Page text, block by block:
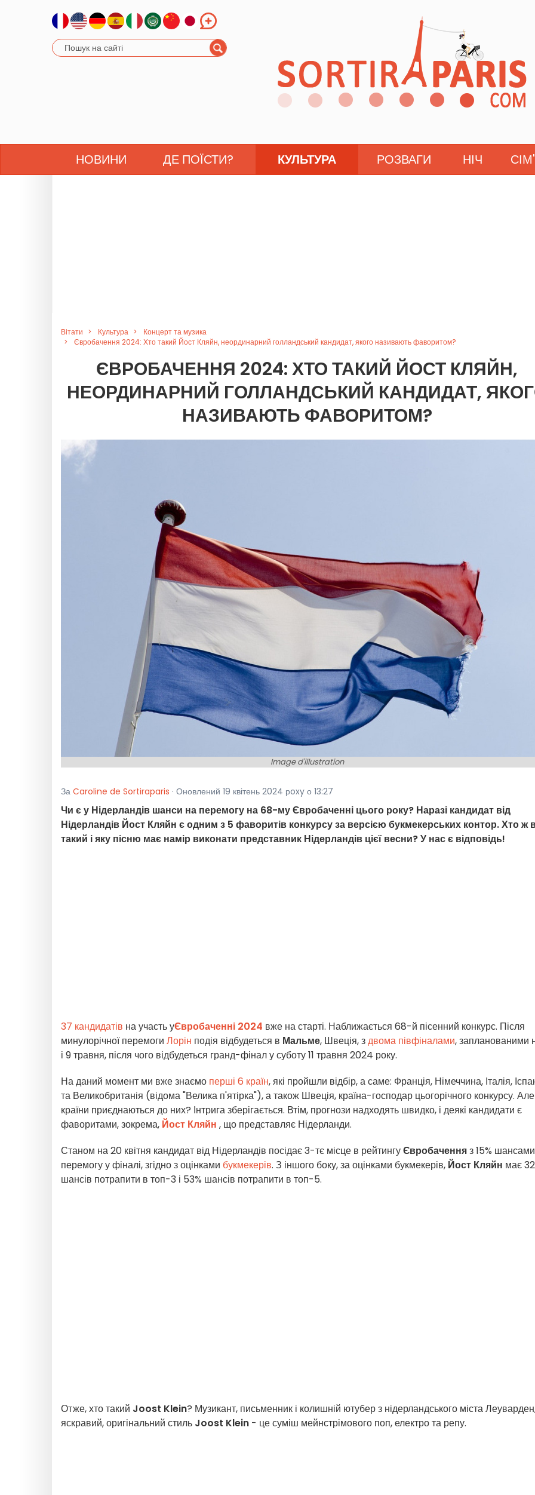
НОВИНИ ДЕ ПОЇСТИ? КУЛЬТУРА РОЗВАГИ НІЧ
Вітати Культура
Концерт та музика
Євробачення 2024: Хто такий Йост Кляйн, неординарний голландський кандидат, якого називають фаворитом?
ЄВРОБАЧЕННЯ 2024: ХТО ТАКИЙ ЙОСТ КЛЯЙН,
НЕОРДИНАРНИЙ ГОЛЛАНДСЬКИЙ КАНДИДАТ,
НАЗИВАЮТЬ ФАВОРИТОМ?
Image d'illustration
За Caroline de Sortiraparis · Оновлений 19 квітень 2024 рoxy о 13:27
Чи є у Нідерландів шанси на перемогу на 68-му Євробаченні цього року? Наразі кандидат від
Нідерландів Йост Кляйн є одним з 5 фаворитів конкурсу за версією букмекерських контор. Хто ж
такий і яку пісню має намір виконати представник Нідерландів цієї весни? У нас є відповідь!
37 кандидатів на участь уЄвробаченні 2024 вже на старті. Наближається 68-й пісенний конкурс. Після
минулорічної перемоги Лорін подія відбудеться в Мальме, Швеція, здвома півфіналами, запланованими
і 9 травня, після чого відбудеться гранд-фінал у суботу 11 травня 2024 року.
На даний момент ми вже знаємо перші 6 країн, які пройшли відбір, а саме: Франція, Німеччина, Італія,
та Великобританія (відома "Велика п'ятірка"), а також Швеція, країна-господар цьогорічного конкурсу. Але
країни приєднаються до них? Інтрига зберігається. Втім, прогнози надходять швидко, і деякі кандидати є
фаворитами, зокрема, Йост Кляйн , що представляє Нідерланди.
Станом на 20 квітня кандидат від Нідерландів посідає 3-тє місце в рейтингуЄвробаченняз 15%
перемогу у фіналі, згідно з оцінками букмекерів. З іншого боку, за оцінками букмекерів, Йост Кляйн має
шансів потрапити в топ-3 і 53% шансів потрапити в топ-5.
Отже, хто такий Joost Klein? Музикант, письменник і колишній ютубер з нідерландського міста
яскравий, оригінальний стиль Joost Klein - це суміш мейнстрімового поп, електро та репу.